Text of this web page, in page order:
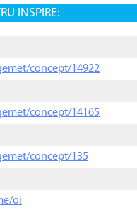
INSPIRE:
concept/14922
concept/14165
concept/135
oi